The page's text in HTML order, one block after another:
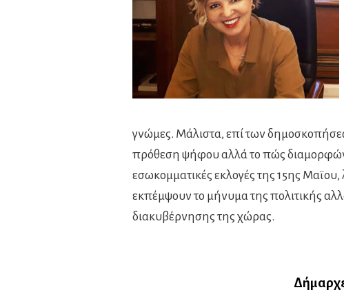
γνώμες. Μάλιστα, επί των
πρόθεση ψήφου αλλά το πώς
εσωκομματικές εκλογές της 15ης Μαϊου,
εκπέμψουν το μήνυμα της πολιτικής
διακυβέρνησης της χώρας.